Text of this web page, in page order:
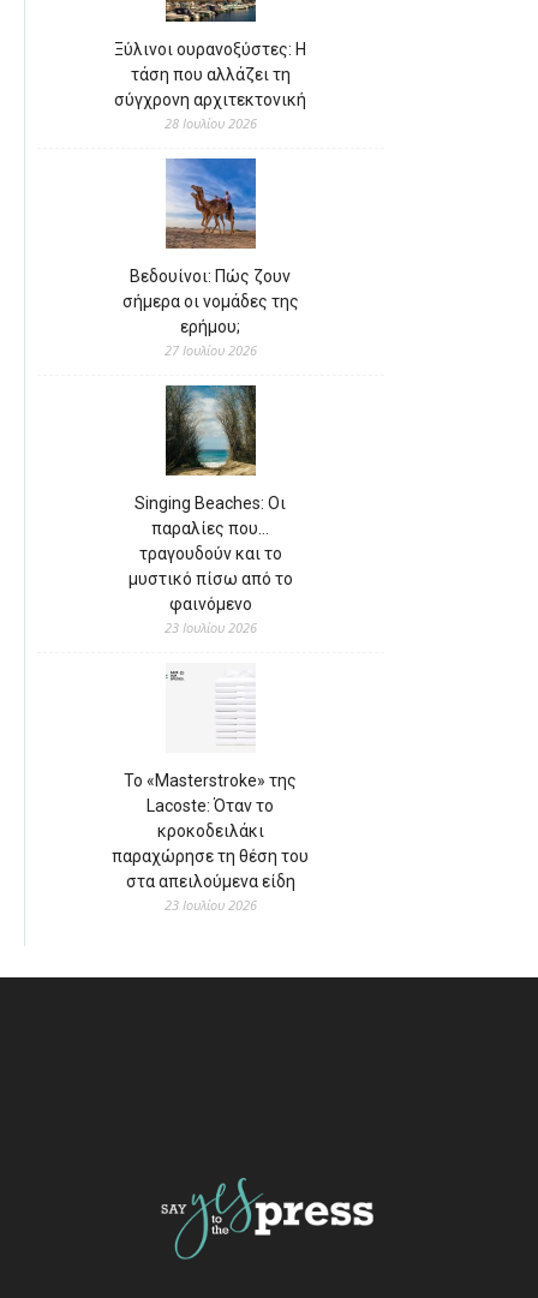
Ξύλινοι ουρανοξύστες: Η
τάση που αλλάζει τη
σύγχρονη αρχιτεκτονική
28 Ιουλίου 2026
Βεδουίνοι: Πώς ζουν
σήμερα οι νομάδες της
ερήμου;
27 Ιουλίου 2026
Singing Beaches: Οι
παραλίες που…
τραγουδούν και το
μυστικό πίσω από το
φαινόμενο
23 Ιουλίου 2026
Το «Masterstroke» της
Lacoste: Όταν το
κροκοδειλάκι
παραχώρησε τη θέση του
στα απειλούμενα είδη
23 Ιουλίου 2026